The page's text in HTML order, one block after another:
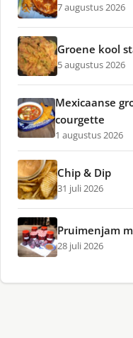
7 augustus 2026
Groene kool
5 augustus 2026
Mexicaanse
courgette
1 augustus 2026
Chip & Dip
31 juli 2026
Pruimenjam
28 juli 2026